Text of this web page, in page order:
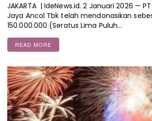
JAKARTA | IdeNews.id. 2 Januari 2026 —
Jaya Ancol Tbk telah mendonasikan
150.000.000 (Seratus Lima Puluh…
READ MORE